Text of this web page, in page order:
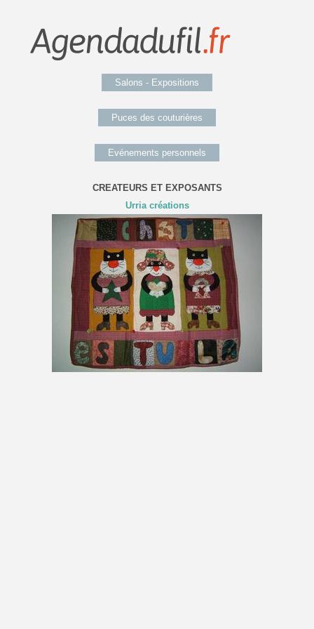
Salons - Expositions
Puces des couturières
Evénements personnels
CREATEURS ET EXPOSANTS
Urria créations